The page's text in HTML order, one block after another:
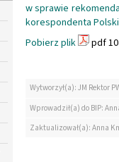
w sprawie
korespondenta
Pobierz plik
pdf
Wytworzył(a): JM Rektor
Wprowadził(a) do BIP:
Zaktualizował(a): Anna